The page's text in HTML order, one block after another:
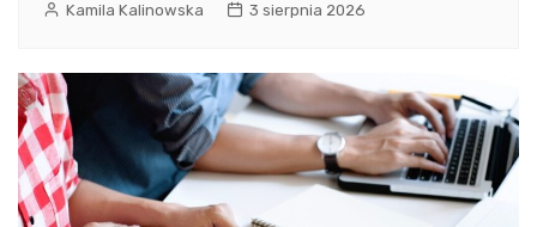
Kamila Kalinowska 3 sierpnia 2026